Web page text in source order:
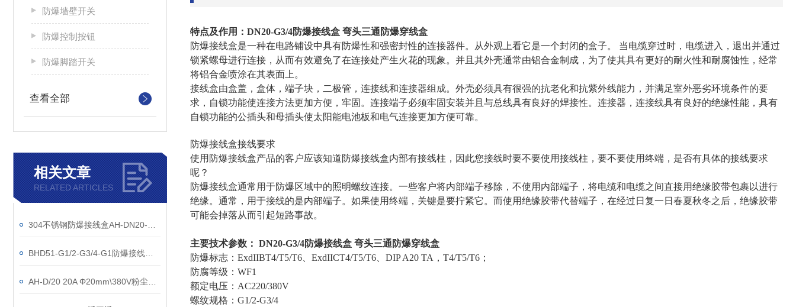
防爆墙壁开关
防爆控制按钮
防爆脚踏开关
查看全部
相关文章
RELATED ARTICLES
特点及作用： DN20-G3/4防爆接线盒 弯头三通防爆穿线盒
防爆接线盒是一种在电路铺设中具有防爆性和强密封性的连接器件。从外观上看它是一个封闭的盒子。 当电缆穿过时，电缆进入，退出并通过
锁紧螺母进行连接，从而有效避免了在连接处产生火花的现象。并且其外壳通常由铝合金制成，为了使其具有更好的耐火性和耐腐蚀性，经常
将铝合金喷涂在其表面上。
接线盒由盒盖，盒体，端子块，二极管，连接线和连接器组成。外壳必须具有很强的抗老化和抗紫外线能力，并满足室外恶劣环境条件的要
求，自锁功能使连接方法更加方便，牢固。连接端子必须牢固安装并且与总线具有良好的焊接性。连接器，连接线具有良好的绝缘性能，具有
自锁功能的公插头和母插头使太阳能电池板和电气连接更加方便可靠。
防爆接线盒接线要求
使用防爆接线盒产品的客户应该知道防爆接线盒内部有接线柱，因此您接线时要不要使用接线柱，要不要使用终端，是否有具体的接线要求
呢？
防爆接线盒通常用于防爆区域中的照明螺纹连接。一些客户将内部端子移除，不使用内部端子，将电缆和电缆之间直接用绝缘胶带包裹以进行
绝缘。通常，用于接线的是内部端子。如果使用终端，关键是要拧紧它。而使用绝缘胶带代替端子，在经过日复一日春夏秋冬之后，绝缘胶带
可能会掉落从而引起短路事故。
主要技术参数： DN20-G3/4防爆接线盒 弯头三通防爆穿线盒
防爆标志：ExdIIBT4/T5/T6、ExdIICT4/T5/T6、DIP A20 TA，T4/T5/T6；
防腐等级：WF1
额定电压：AC220/380V
螺纹规格：G1/2-G3/4